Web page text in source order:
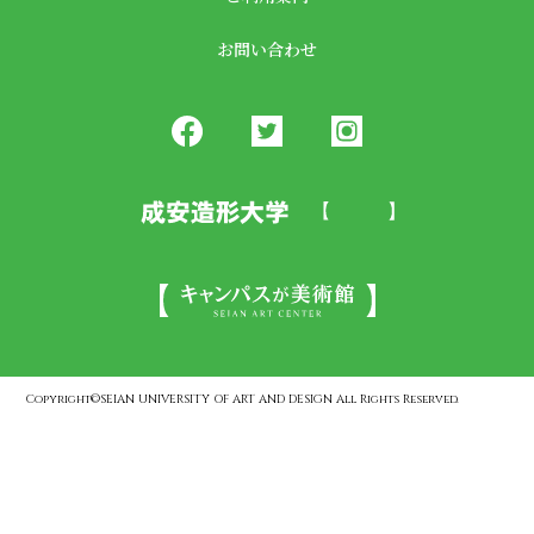
お問い合わせ
Copyright©SEIAN UNIVERSITY OF ART AND DESIGN All Rights Reserved.